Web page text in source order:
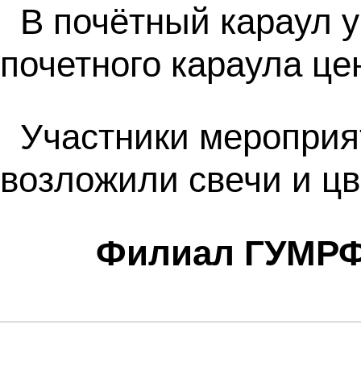
В почётный караул
почетного караула
Участники
возложили свечи и
Филиал ГУМРФ